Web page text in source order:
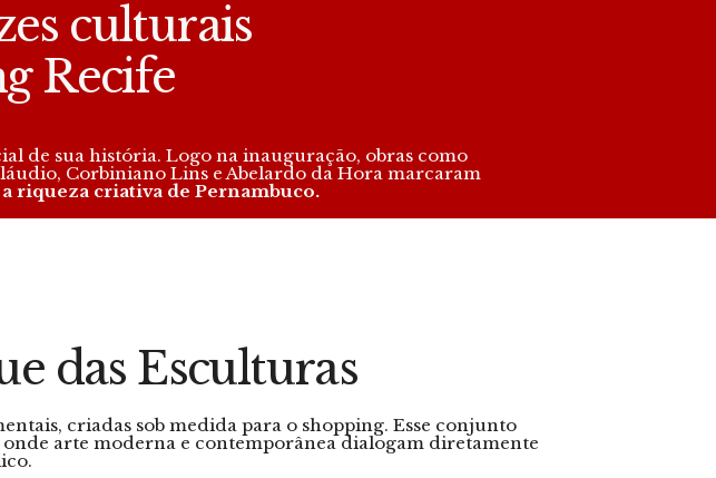
culturais
Recife
de sua história. Logo na inauguração, obras como
Corbiniano Lins e Abelardo da Hora marcaram
riqueza criativa de Pernambuco.
das Esculturas
criadas sob medida para o shopping. Esse conjunto
arte moderna e contemporânea dialogam diretamente